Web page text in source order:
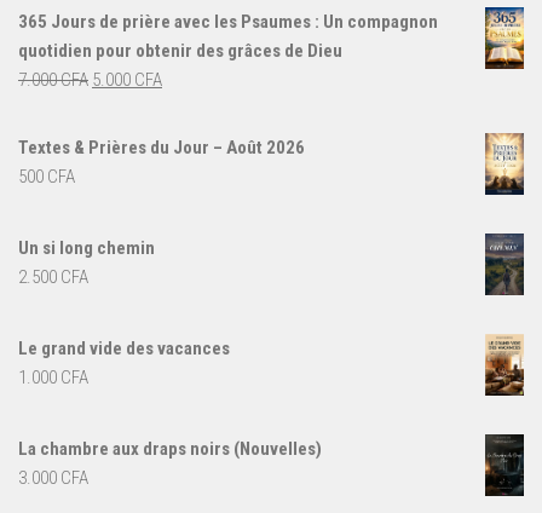
365 Jours de prière avec les Psaumes : Un compagnon
quotidien pour obtenir des grâces de Dieu
7.000CFA Le
initial
5.000 CFA
actuel
Textes & Prières du Jour – Août 2026
500 CFA
Un si long chemin
2.500 CFA
Le grand vide des vacances
1.000 CFA
La chambre aux draps noirs (Nouvelles)
3.000 CFA